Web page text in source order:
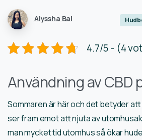
Alyssha Bal
4.7/5 - (4
Användning av CBD
Sommaren är här och det betyder
ser fram emot att njuta av
man mycket tid utomhus så ökar